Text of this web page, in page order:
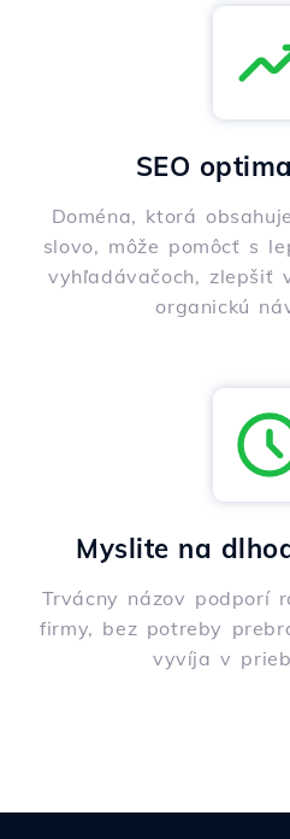
SEO
Doména, ktorá
slovo, môže pomôcť s
vyhľadávačoch, zlepšiť
organickú
Myslite na
Trvácny názov podporí
firmy, bez potreby
vyvíja v